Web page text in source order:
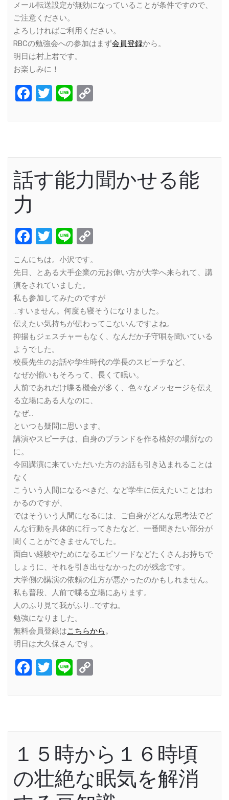
メール転送設定が無効になっていることが条件ですので、
ご注意ください。
よろしければご利用ください。
RBCの勉強会への参加はまず会員登録から。
明日は村上君です。
お楽しみに！
Facebook
Twitter
Line
話す能力聞かせる能
力
Facebook
Twitter
Line
こんにちは。小沢です。
先日、とある大手企業の元お偉い方が大学へ来られて、講
演をされていました。
私も参加してみたのですが
…すいません。何度も寝そうになりました。
伝えたい気持ちが伝わってこないんですよね。
抑揚もジェスチャーもなく、なんだか子守唄を聞いている
ようでした。
校長先生のお話や学生時代の学長のスピーチなど、
なぜか揃いもそろって、長くて眠い。
人前であれだけ喋る機会が多く、色々なメッセージを伝え
る立場にある人なのに、
なぜ…
といつも疑問に思います。
講演やスピーチは、自身のブランドを作る格好の場所なの
に。
今回講演に来ていただいた方のお話も引き込まれることは
なく
こういう人間になるべきだ、など学生に伝えたいことはわ
かるのですが、
ではそういう人間になるには、ご自身がどんな思考法でど
んな行動を具体的に行ってきたなど、一番聞きたい部分が
聞くことができませんでした。
面白い経験やためになるエピソードなどたくさんお持ちで
しょうに、それを引き出せなかったのが残念です。
大学側の講演の依頼の仕方が悪かったのかもしれません。
私も普段、人前で喋る立場にあります。
人のふり見て我がふり…ですね。
勉強になりました。
無料会員登録はこちらから。
明日は大久保さんです。
Facebook
Twitter
Line
１５時から１６時頃
の壮絶な眠気を解消